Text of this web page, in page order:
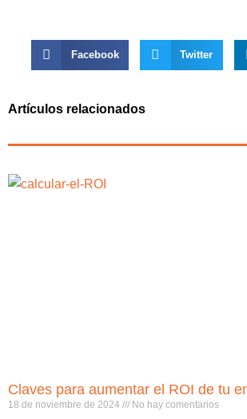
Facebook Twitter
Artículos relacionados
Claves para aumentar el ROI de tu
18 de noviembre de 2024 No hay comentarios